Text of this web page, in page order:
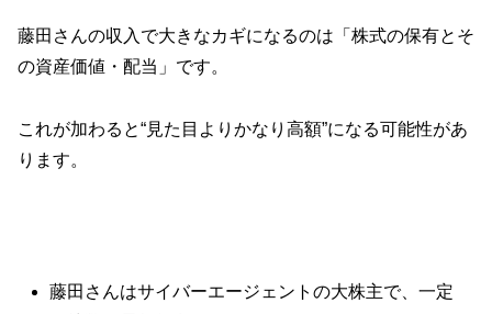
藤田さんの収入で大きなカギになるのは「株式の保有とそ
の資産価値・配当」です。
これが加わると“見た目よりかなり高額”になる可能性があ
ります。
藤田さんはサイバーエージェントの大株主で、一定